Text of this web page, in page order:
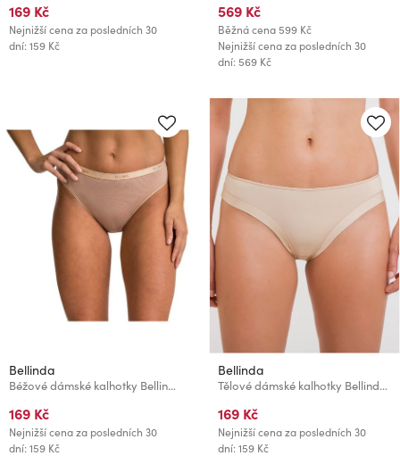
169 Kč
Nejnižší cena za posledních 30
dní: 159 Kč
569 Kč
Běžná cena599 Kč
Nejnižší cena za posledních 30
dní: 569 Kč
Bellinda
Béžové dámské kalhotky Bellinda Cotton Minislip
169 Kč
Nejnižší cena za posledních 30
dní: 159 Kč
Bellinda
Tělové dámské kalhotky Bellinda BREEZE SLIP
169 Kč
Nejnižší cena za posledních 30
dní: 159 Kč